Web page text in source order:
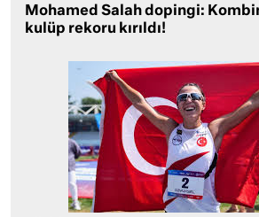
Mohamed Salah dopingi:
kulüp rekoru kırıldı!